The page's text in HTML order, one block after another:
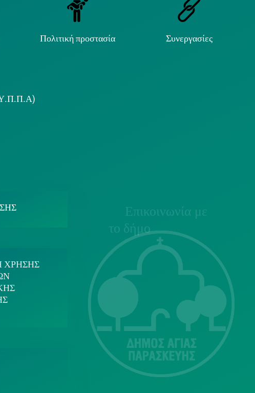
Πολιτική προστασία Συνεργασίες
ΧΡΗΣΗΣ
Επικοινωνία με
το δήμο
415-417
Τ.Κ.15343
Αγία Παρασκευή
213 2004500